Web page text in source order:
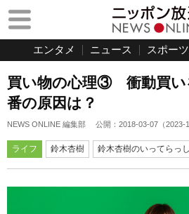
エンタメ ニュース スポーツ
買い物の心理③ 衝動買い
番の原因は？
NEWS ONLINE 編集部 公開： 2018-03-07 （2023-
ライフ 鈴木杏樹 鈴木杏樹のいってらっ